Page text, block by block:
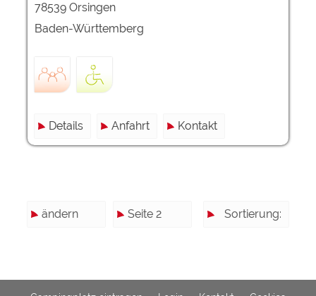
78539 Orsingen
Baden-Württemberg
Details Anfahrt Kontakt
ändern Seite 2 Sortierung: